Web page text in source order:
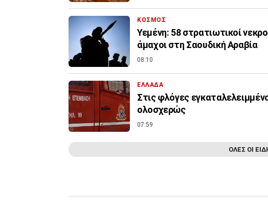
ΚΟΣΜΟΣ
Υεμένη: 58 στρατιωτικοί
άμαχοι στη Σαουδική Αραβία
08:10
ΕΛΛΑΔΑ
Στις φλόγες
ολοσχερώς
07:59
ΟΛΕΣ ΟΙ